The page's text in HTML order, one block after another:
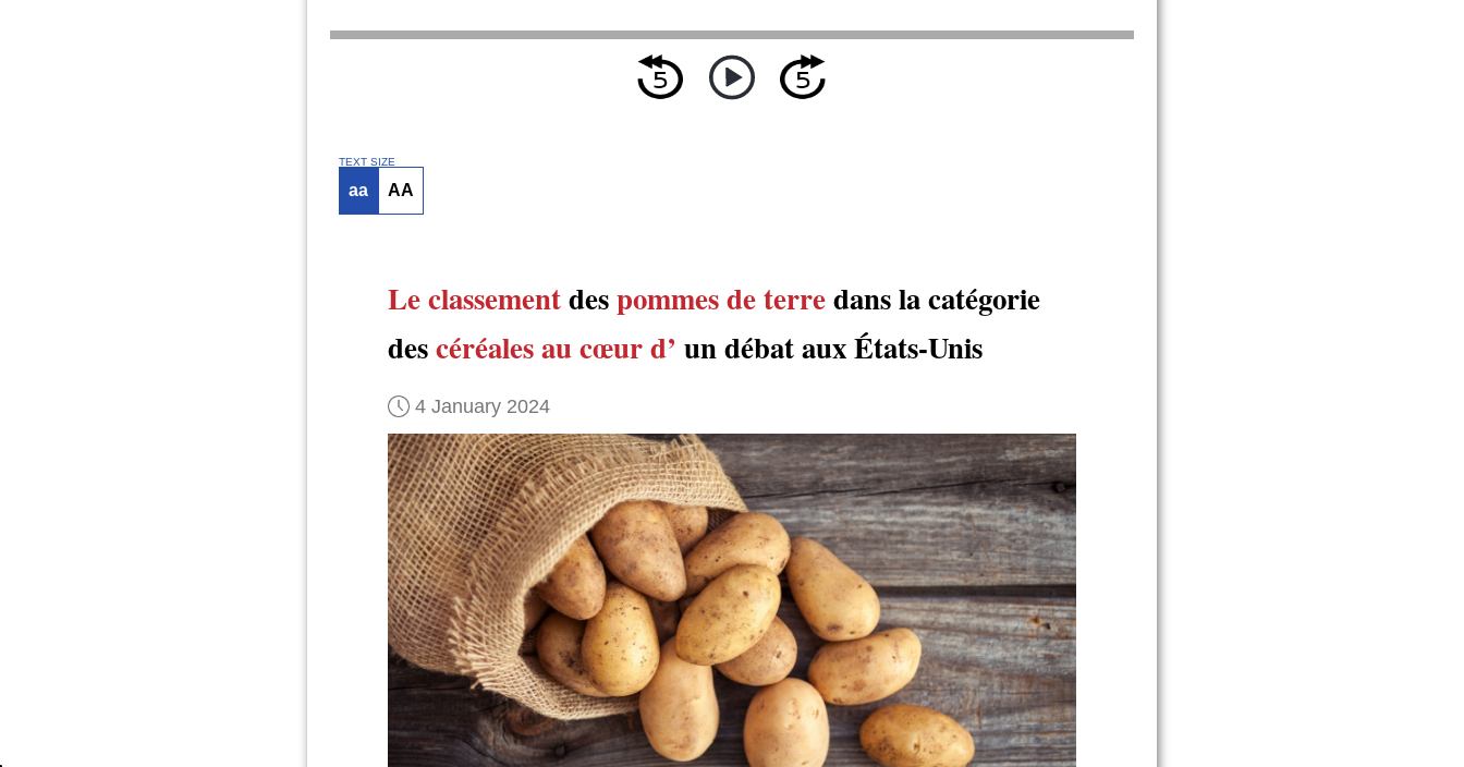
TEXT SIZE
aa AA
Le classementdespommes de terredans la catégorie
descéréalesau cœur d’ un débat aux États-Unis
4 January 2024